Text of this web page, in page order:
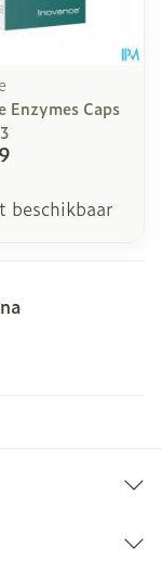
Enzymes Caps
beschikbaar
pagina